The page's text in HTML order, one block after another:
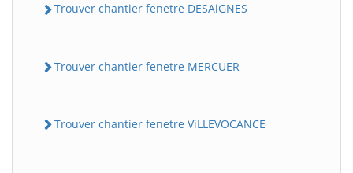
Trouver chantier fenetre DESAiGNES
Trouver chantier fenetre MERCUER
Trouver chantier fenetre ViLLEVOCANCE